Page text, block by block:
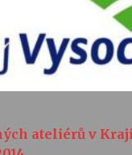
ateliérů v